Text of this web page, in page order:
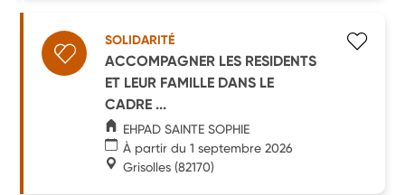
SOLIDARITÉ
ACCOMPAGNER LES RESIDENTS
ET LEUR FAMILLE DANS LE
CADRE ...
EHPAD SAINTE SOPHIE
À partir du 1 septembre 2026
Grisolles (82170)